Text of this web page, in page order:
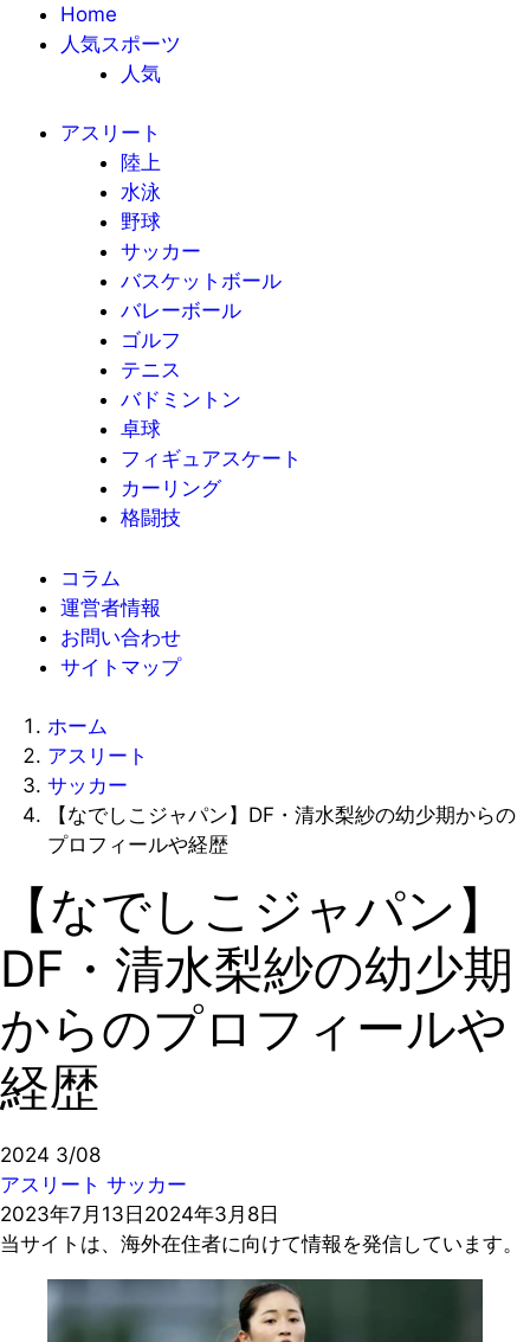
Home
人気スポーツ
人気
アスリート
陸上
水泳
野球
サッカー
バスケットボール
バレーボール
ゴルフ
テニス
バドミントン
卓球
フィギュアスケート
カーリング
格闘技
コラム
運営者情報
お問い合わせ
サイトマップ
ホーム
アスリート
サッカー
【なでしこジャパン】DF・清水梨紗の幼少期からの
プロフィールや経歴
【なでしこジャパン】
DF・清水梨紗の幼少期
からのプロフィールや
経歴
2024 3/08
アスリート サッカー
2023年7月13日 2024年3月8日
当サイトは、海外在住者に向けて情報を発信しています。